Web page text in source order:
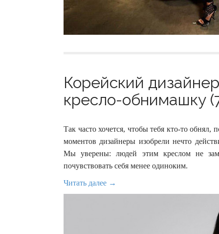
Корейский
кресло-обнимашку
Так часто хочется, чтобы тебя кто-то обнял,
моментов дизайнеры изобрели нечто
Мы уверены: людей этим креслом не
почувствовать себя менее одиноким.
Читать далее →